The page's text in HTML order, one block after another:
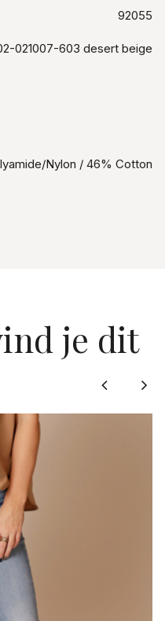
92055
021007-603 desert beige
Nylon / 46% Cotton
je dit